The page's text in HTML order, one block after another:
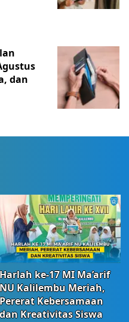
dan
Harlah ke-17 MI Ma’arif
NU Kalilembu Meriah,
Pererat Kebersamaan
dan Kreativitas Siswa